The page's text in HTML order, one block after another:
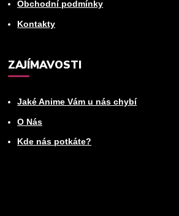
Obchodní podmínky
Kontakty
ZAJÍMAVOSTI
Jaké Anime Vám u nás chybí
O Nás
Kde nás potkáte?